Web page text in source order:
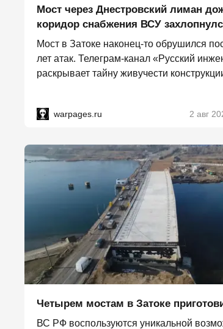
Мост через Днестровский лиман
коридор снабжения ВСУ
Мост в Затоке наконец-то обрушился
лет атак. Телеграм-канал «Русский
раскрывает тайну живучести
warpages.ru 2 авг
Четырем мостам в Затоке
ВС РФ воспользуются уникальной